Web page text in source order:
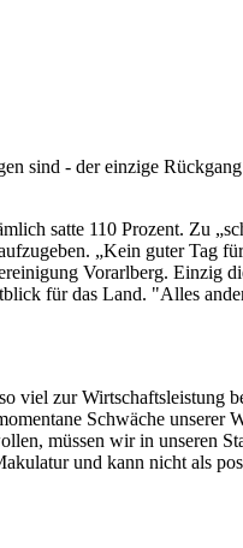
sind - der einzige
satte 110 Prozent. Zu
„Kein guter Tag
Vorarlberg. Einzig
für das Land. "Alles
viel zur Wirtschaftsleistung
Schwäche unserer
müssen wir in unseren
und kann nicht als